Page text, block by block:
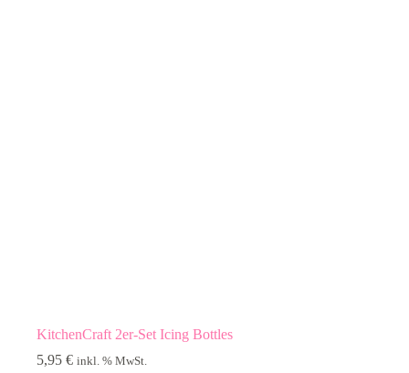
KitchenCraft 2er-Set Icing Bottles
5,95 € inkl. % MwSt.